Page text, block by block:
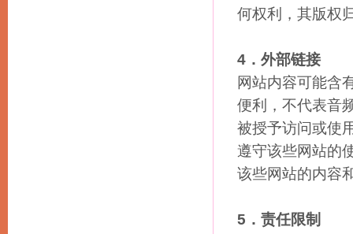
何权利，其版权
4．外部链接
网站内容可能含
便利，不代表音
被授予访问或使
遵守该些网站的
该些网站的内容
5．责任限制